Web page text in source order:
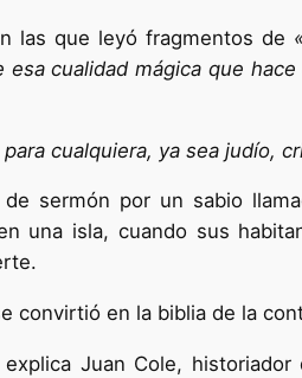
las que leyó fragmentos de
cualidad mágica que
cualquiera, ya sea judío,
sermón por un sabio
una isla, cuando sus
convirtió en la biblia de la
explica Juan Cole,